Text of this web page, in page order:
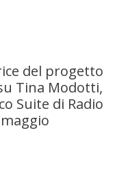
del progetto
Tina Modotti,
Suite di Radio